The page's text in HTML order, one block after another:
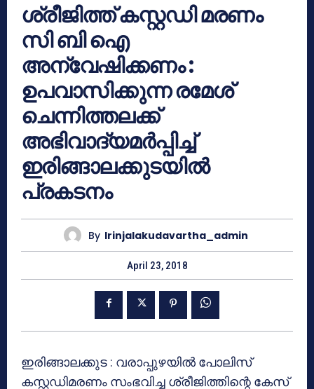
ശ്രീജിത്ത് കസ്റ്റഡി മരണം
സി ബി ഐ
അന്വേഷിക്കണം :
ഉപവാസിക്കുന്ന രമേശ്
ചെന്നിത്തലക്ക്
അഭിവാദ്യമര്‍പ്പിച്ച്
ഇരിങ്ങാലക്കുടയില്‍
പ്രകടനം
By Irinjalakudavartha_admin
April 23, 2018
ഇരിങ്ങാലക്കുട : വരാപ്പുഴയില്‍ പോലിസ്
കസ്റ്റഡിമരണം സംഭവിച്ച ശ്രീജിത്തിന്റെ കേസ്